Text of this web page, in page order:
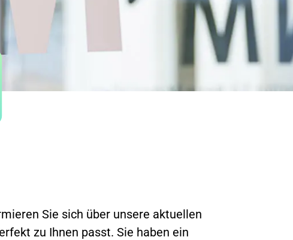
Sie sich über unsere aktuellen
zu Ihnen passt. Sie haben ein